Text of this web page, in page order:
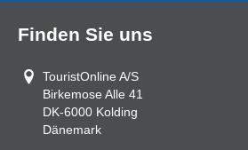
Finden Sie uns
TouristOnline A/S
Birkemose Alle 41
DK-6000 Kolding
Dänemark